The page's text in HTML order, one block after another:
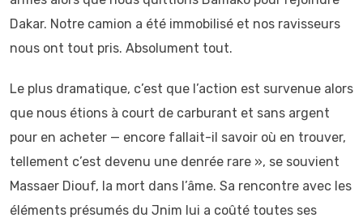
Dakar. Notre camion a été immobilisé et nos ravisseurs
nous ont tout pris. Absolument tout.
Le plus dramatique, c’est que l’action est survenue alors
que nous étions à court de carburant et sans argent
pour en acheter — encore fallait-il savoir où en trouver,
tellement c’est devenu une denrée rare », se souvient
Massaer Diouf, la mort dans l’âme. Sa rencontre avec les
éléments présumés du Jnim lui a coûté toutes ses